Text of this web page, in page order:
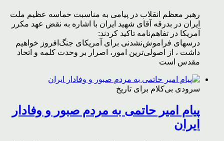
رهبر معظم انقلاب در پیامی به مناسبت حماسه عظیم ملت
ایران در بدرقه آقای شهید ایران با اشاره به نقض عهد مکرر
آمریکا در تفاهم‌نامه تاکید کردند:
درسهای فراموش‌نشدنی برای آمریکای جنگ‌افروز خواهیم
داشت ، از اصولی‌ترین امور، اصرار بر وحدت کلمه و اتحاد
مقدس است
سرودی بی‌کلام برای تاریخ
پیام امیر حاتمی به مردم صبور و وفادار
ایران